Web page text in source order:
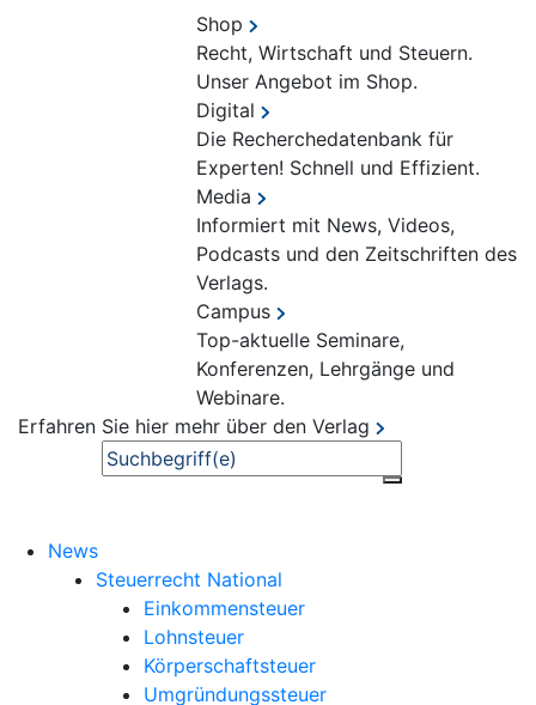
Shop
Recht, Wirtschaft und Steuern.
Unser Angebot im Shop.
Digital
Die Recherchedatenbank für
Experten! Schnell und Effizient.
Media
Informiert mit News, Videos,
Podcasts und den Zeitschriften des
Verlags.
Campus
Top-aktuelle Seminare,
Konferenzen, Lehrgänge und
Webinare.
Erfahren Sie hier mehr über den Verlag
Suche
News
Steuerrecht National
Einkommensteuer
Lohnsteuer
Körperschaftsteuer
Umgründungssteuer